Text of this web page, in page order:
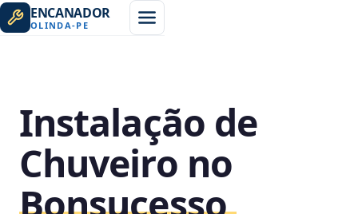
ENCANADOR
OLINDA-PE
Instalação de
Chuveiro no
Bonsucesso,